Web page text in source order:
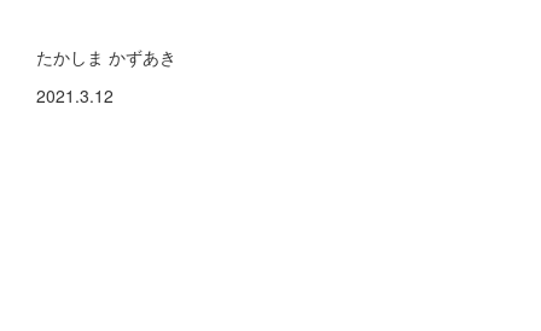
たかしま かずあき
2021.3.12